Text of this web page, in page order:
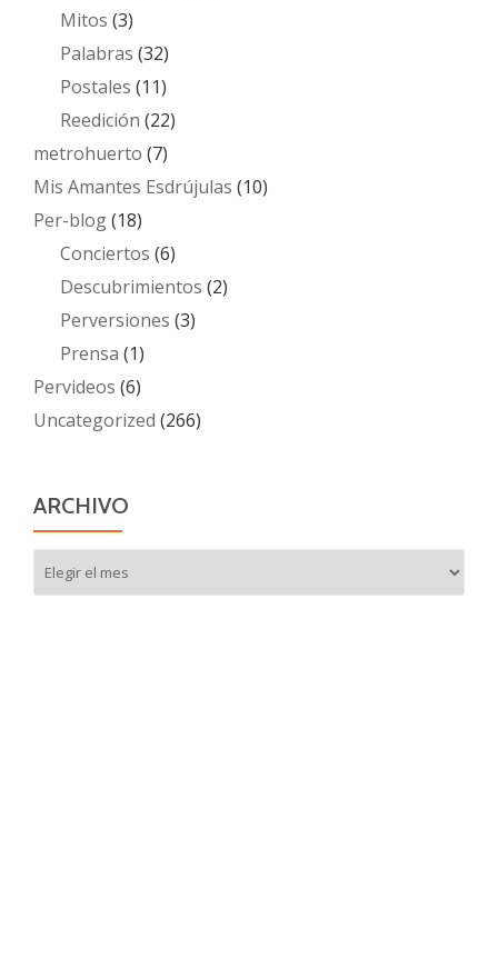
Mitos (3)
Palabras (32)
Postales (11)
Reedición (22)
metrohuerto (7)
Mis Amantes Esdrújulas (10)
Per-blog(18)
Conciertos (6)
Descubrimientos (2)
Perversiones (3)
Prensa (1)
Pervideos (6)
Uncategorized (266)
ARCHIVO